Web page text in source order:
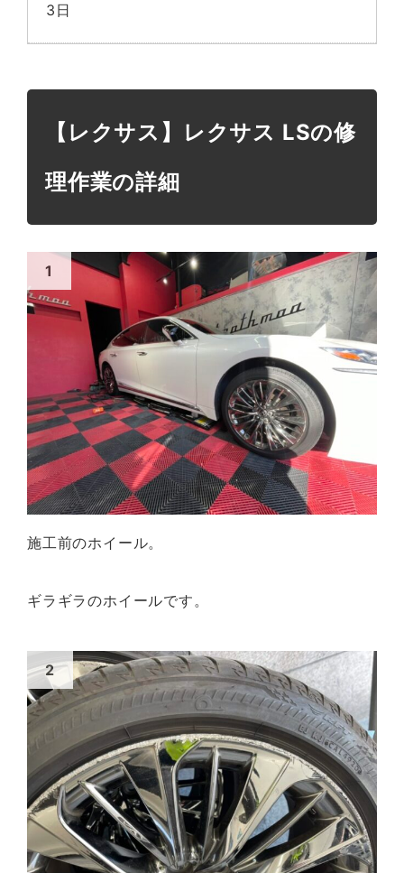
3日
【レクサス】レクサス LSの修
理作業の詳細
施工前のホイール。
ギラギラのホイールです。